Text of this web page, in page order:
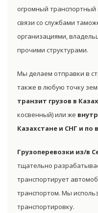
огромный
связи со службами
организациями,
прочими структурами.
Мы делаем отправки в
также в любую точку
транзит грузов в
косвенный) или же
Казахстане и СНГ и по
Грузоперевозки из/в
тщательно
транспортирует
транспортом. Мы
транспортировку.